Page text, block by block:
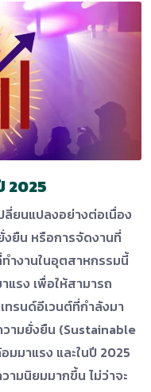
2025
ลี่ยนแปลงอย่างต่อเนื่อง
งยืน หรือการจัดงานที่
ำงานในอุตสาหกรรมนี้
แรง เพื่อให้สามารถ
ทรนด์อีเวนต์ที่กำลังมา
วามยั่งยืน (Sustainable
มาแรง และในปี 2025
ามนิยมมากขึ้น ไม่ว่าจะ